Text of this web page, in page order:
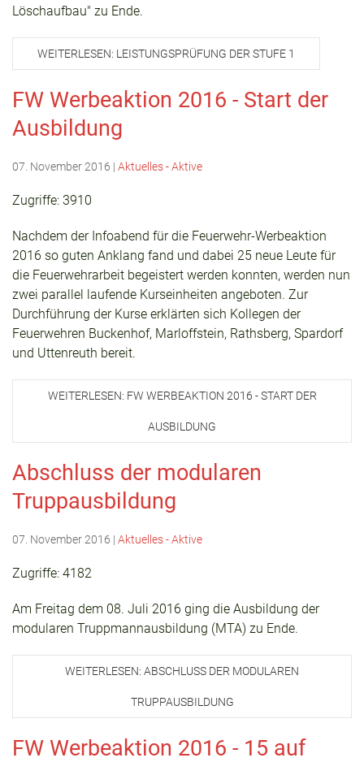
Löschaufbau" zu Ende.
WEITERLESEN: LEISTUNGSPRÜFUNG DER STUFE 1
FW Werbeaktion 2016 - Start der
Ausbildung
07. November 2016 | Aktuelles - Aktive
Zugriffe: 3910
Nachdem der Infoabend für die Feuerwehr-Werbeaktion
2016 so guten Anklang fand und dabei 25 neue Leute für
die Feuerwehrarbeit begeistert werden konnten, werden nun
zwei parallel laufende Kurseinheiten angeboten. Zur
Durchführung der Kurse erklärten sich Kollegen der
Feuerwehren Buckenhof, Marloffstein, Rathsberg, Spardorf
und Uttenreuth bereit.
WEITERLESEN: FW WERBEAKTION 2016 - START DER
AUSBILDUNG
Abschluss der modularen
Truppausbildung
07. November 2016 | Aktuelles - Aktive
Zugriffe: 4182
Am Freitag dem 08. Juli 2016 ging die Ausbildung der
modularen Truppmannausbildung (MTA) zu Ende.
WEITERLESEN: ABSCHLUSS DER MODULAREN
TRUPPAUSBILDUNG
FW Werbeaktion 2016 - 15 auf